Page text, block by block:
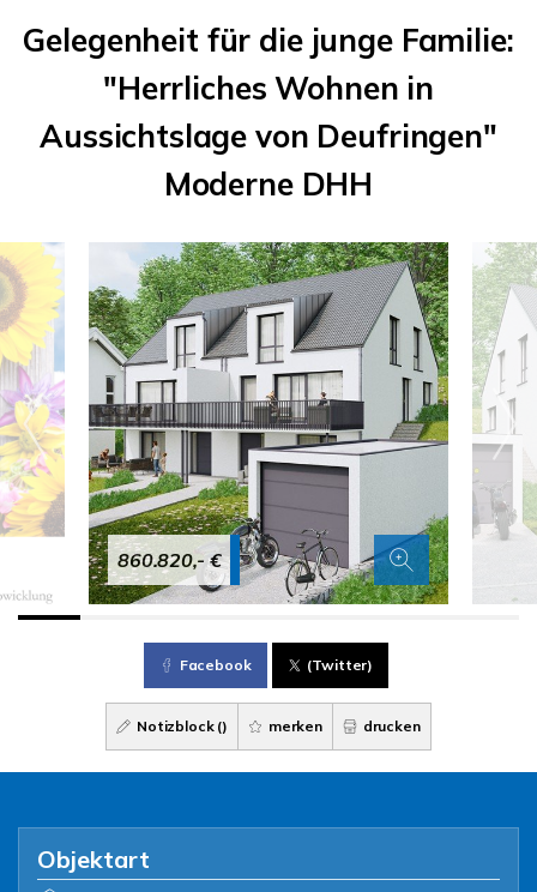
Gelegenheit für die junge Familie:
"Herrliches Wohnen in
Aussichtslage von Deufringen"
Moderne DHH
860.820,- €
Facebook (Twitter)
Notizblock () merken drucken
Objektart